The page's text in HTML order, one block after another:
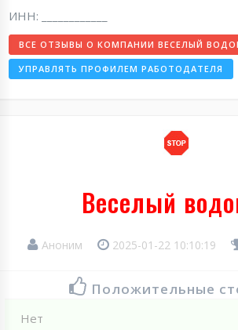
ИНН: ____________
ВСЕ ОТЗЫВЫ О КОМПАНИИ ВЕСЕЛЫЙ
УПРАВЛЯТЬ ПРОФИЛЕМ РАБОТОДАТЕЛЯ
Веселый
Аноним 2025-01-22 10:10:19
Положительные
Нет